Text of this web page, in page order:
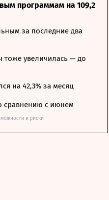
программам на 109,2
за последние два
увеличилась — до
на 42,3% за месяц
сравнению с июнем
и риски